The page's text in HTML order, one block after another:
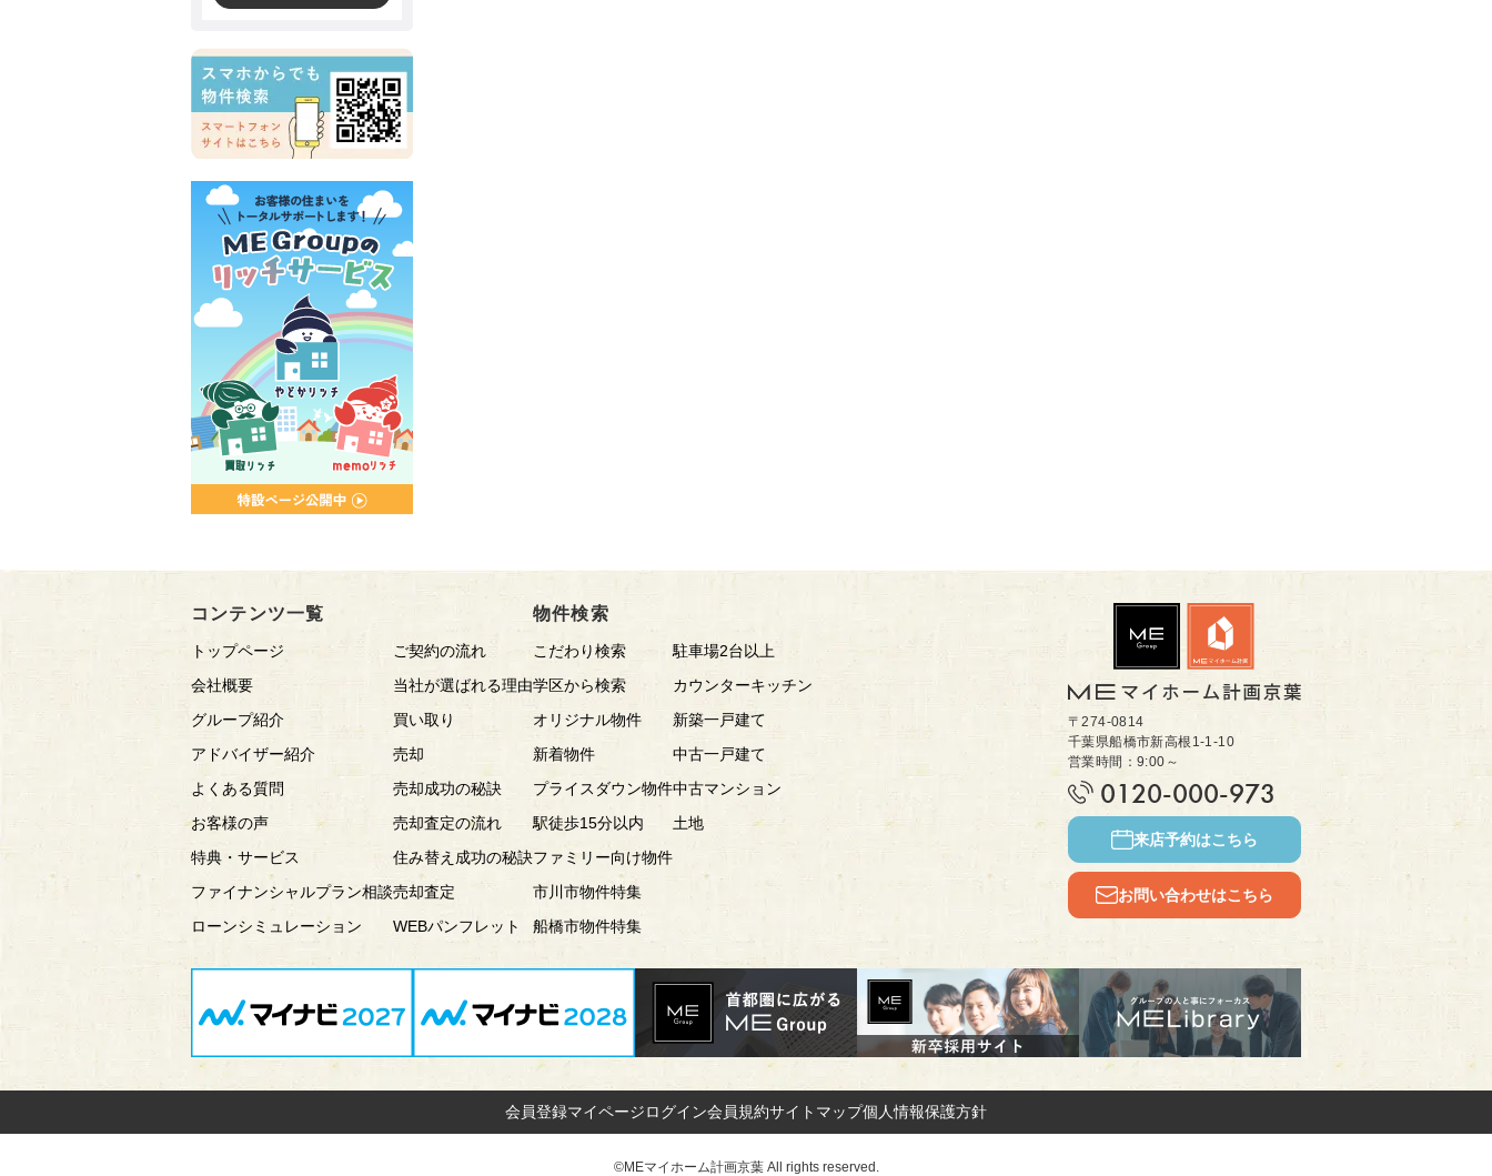
コンテンツ一覧
トップページ
会社概要
グループ紹介
アドバイザー紹介
よくある質問
お客様の声
特典・サービス
ファイナンシャルプラン相談
ローンシミュレーション
ご契約の流れ
当社が選ばれる理由
買い取り
売却
売却成功の秘訣
売却査定の流れ
住み替え成功の秘訣
売却査定
WEBパンフレット
物件検索
こだわり検索
学区から検索
オリジナル物件
新着物件
プライスダウン物件
駅徒歩15分以内
ファミリー向け物件
市川市物件特集
船橋市物件特集
駐車場2台以上
カウンターキッチン
新築一戸建て
中古一戸建て
中古マンション
土地
〒274-0814
千葉県船橋市新高根1-1-10
営業時間：9:00～
0120-000-973
来店予約はこちら
お問い合わせはこちら
会員登録マイページログイン会員規約サイトマップ個人情報保護方針
©MEマイホーム計画京葉 All rights reserved.